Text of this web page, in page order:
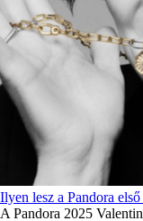
Ilyen lesz a Pandora
A Pandora 2025